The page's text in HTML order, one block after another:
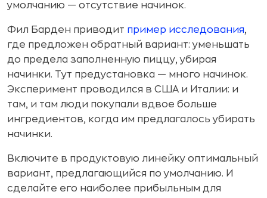
умолчанию — отсутствие начинок.
Фил Барден приводит пример исследования,
где предложен обратный вариант: уменьшать
до предела заполненную пиццу, убирая
начинки. Тут предустановка — много начинок.
Эксперимент проводился в США и Италии: и
там, и там люди покупали вдвое больше
ингредиентов, когда им предлагалось убирать
начинки.
Включите в продуктовую линейку оптимальный
вариант, предлагающийся по умолчанию. И
сделайте его наиболее прибыльным для